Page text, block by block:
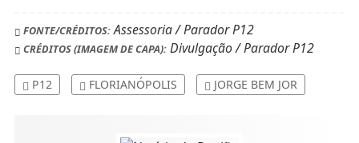
FONTE/CRÉDITOS:Assessoria / Parador P12
CRÉDITOS (IMAGEM DE CAPA):Divulgação / Parador P12
P12 FLORIANÓPOLIS JORGE BEM JOR